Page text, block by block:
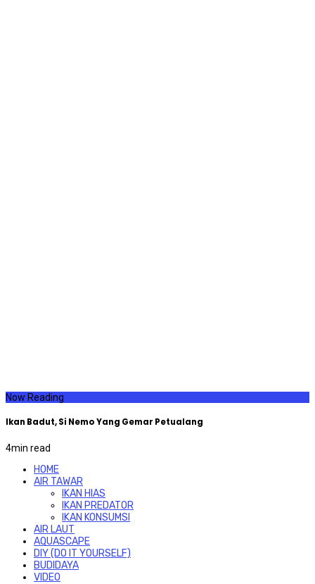
Now Reading
Ikan Badut, Si Nemo Yang Gemar Petualang
4min read
HOME
AIR TAWAR
IKAN HIAS
IKAN PREDATOR
IKAN KONSUMSI
AIR LAUT
AQUASCAPE
DIY (DO IT YOURSELF)
BUDIDAYA
VIDEO